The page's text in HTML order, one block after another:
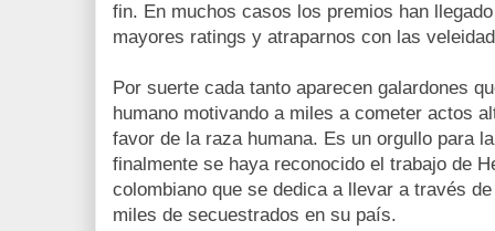
fin. En muchos casos los premios han
mayores ratings y atraparnos con las
Por suerte cada tanto aparecen galardones
humano motivando a miles a cometer actos
favor de la raza humana. Es un orgullo para
finalmente se haya reconocido el trabajo de
colombiano que se dedica a llevar a través
miles de secuestrados en su país.